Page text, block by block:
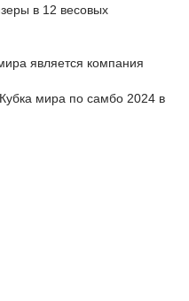
в 12 весовых
является компания
мира по самбо 2024 в